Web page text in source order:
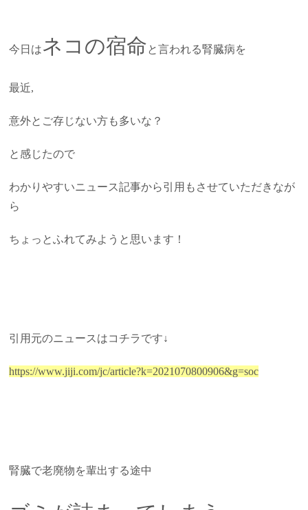
今日はネコの宿命と言われる腎臓病を
最近,
意外とご存じない方も多いな？
と感じたので
わかりやすいニュース記事から引用もさせていただきなが
ら
ちょっとふれてみようと思います！
引用元のニュースはコチラです↓
https://www.jiji.com/jc/article?k=2021070800906&g=soc
腎臓で老廃物を輩出する途中